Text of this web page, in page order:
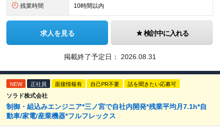
残業時間 10時間以内
求人を見る 検討中に入れる
掲載終了予定日： 2026.08.31
NEW 正社員 面接情報有 自己PR不要 話を聞きたい応募可
ソラド株式会社
制御・組込みエンジニア*三ノ宮で自社内開発*残業平均月7.1h*自
動車/家電/産業機器*フルフレックス